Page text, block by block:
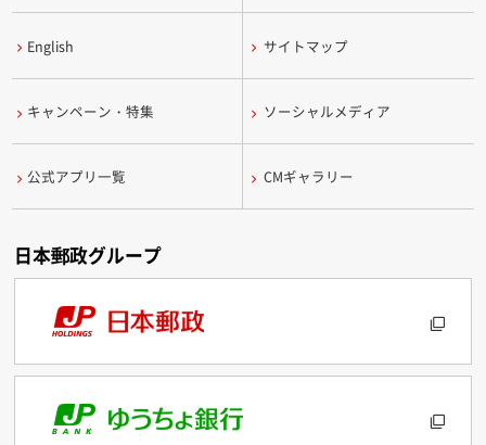
English サイトマップ
キャンペーン・特集 ソーシャルメディア
公式アプリ一覧 CMギャラリー